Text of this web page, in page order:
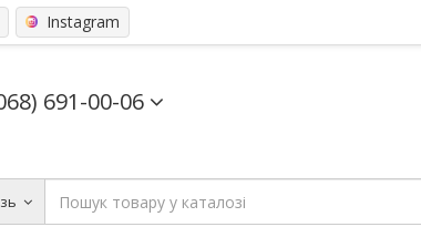
Instagram
691-00-06